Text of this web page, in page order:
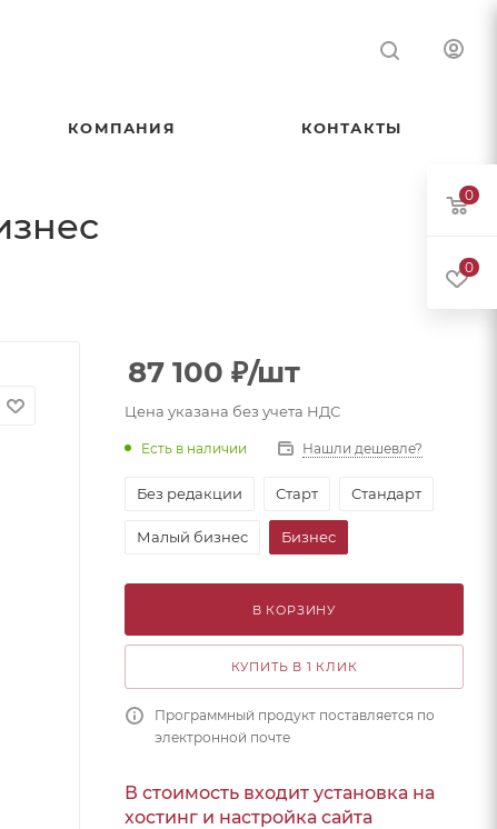
КОМПАНИЯ КОНТАКТЫ
87 100 ₽/шт
Цена указана без учета НДС
Есть в наличии Нашли дешевле?
Без редакции Старт Стандарт
Малый бизнес Бизнес
В КОРЗИНУ
КУПИТЬ В 1 КЛИК
Программный продукт поставляется по
электронной почте
В стоимость входит установка на
хостинг и настройка сайта
0
0